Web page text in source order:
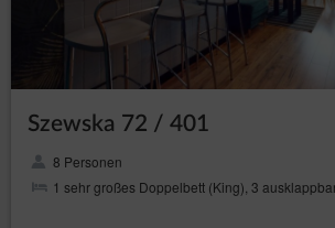
Szewska 72 / 401
8 Personen
1 sehr großes Doppelbett (King), 3